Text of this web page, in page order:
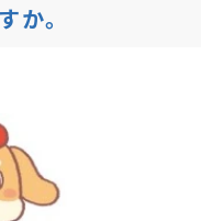
か。